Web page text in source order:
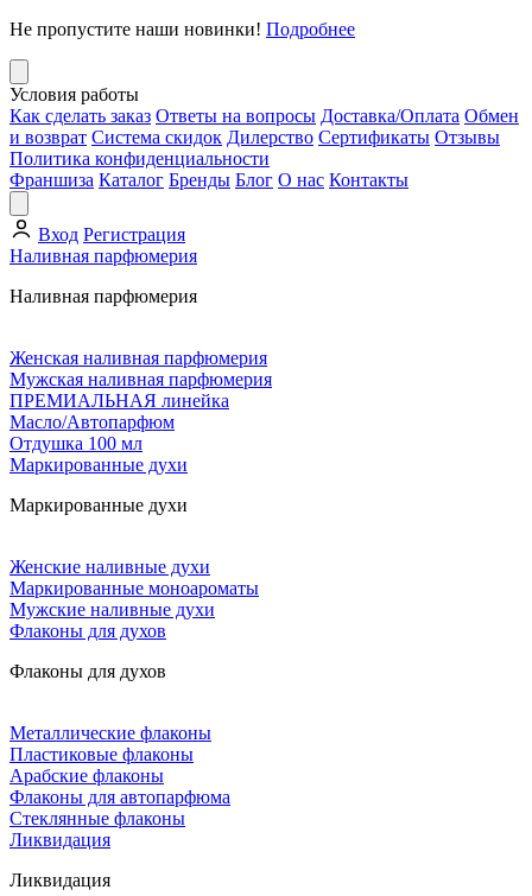
Не пропустите наши новинки! Подробнее
Условия работы
Как сделать заказ Ответы на вопросы Доставка/Оплата Обмен
и возврат Система скидок Дилерство Сертификаты Отзывы
Политика конфиденциальности
Франшиза Каталог Бренды Блог О нас Контакты
Вход Регистрация
Наливная парфюмерия
Наливная парфюмерия
Женская наливная парфюмерия
Мужская наливная парфюмерия
ПРЕМИАЛЬНАЯ линейка
Масло/Автопарфюм
Отдушка 100 мл
Маркированные духи
Маркированные духи
Женские наливные духи
Маркированные моноароматы
Мужские наливные духи
Флаконы для духов
Флаконы для духов
Металлические флаконы
Пластиковые флаконы
Арабские флаконы
Флаконы для автопарфюма
Стеклянные флаконы
Ликвидация
Ликвидация